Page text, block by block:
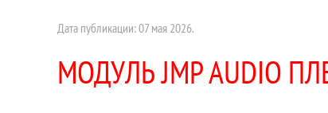
Дата публикации:07 мая 2026.
МОДУЛЬ JMP AUDIO